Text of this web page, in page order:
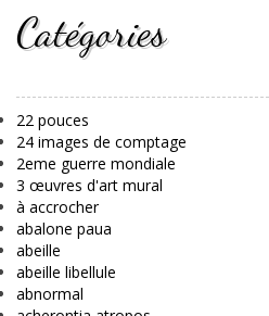
Catégories
22 pouces
24 images de comptage
2eme guerre mondiale
3 œuvres d'art mural
à accrocher
abalone paua
abeille
abeille libellule
abnormal